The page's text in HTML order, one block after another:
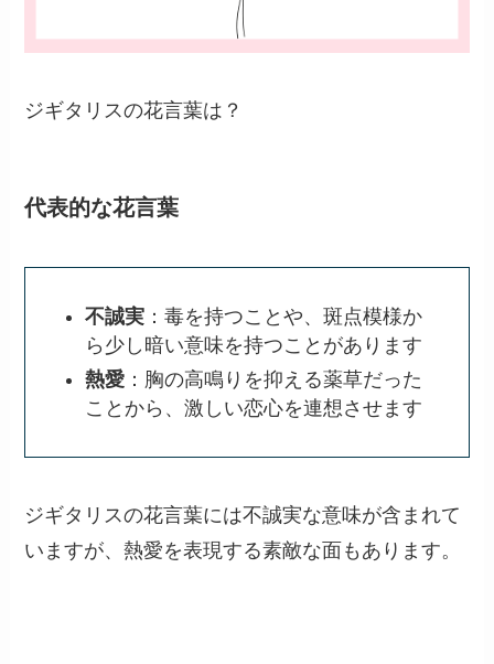
ジギタリスの花言葉は？
代表的な花言葉
不誠実 ：毒を持つことや、斑点模様か
ら少し暗い意味を持つことがあります
熱愛 ：胸の高鳴りを抑える薬草だった
ことから、激しい恋心を連想させます
ジギタリスの花言葉には不誠実な意味が含まれて
いますが、熱愛を表現する素敵な面もあります。